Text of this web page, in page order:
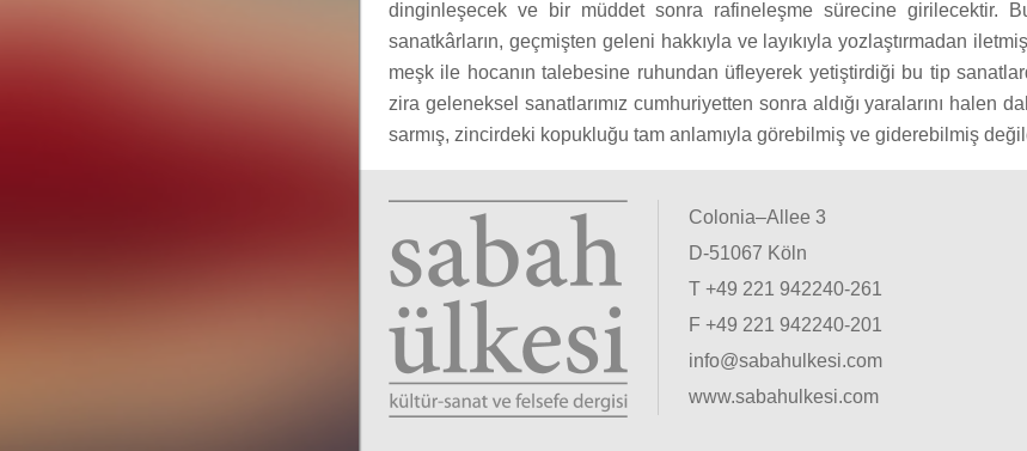
dinginleşecek ve bir müddet sonra rafineleşme sürecine girilecektir.
sanatkârların, geçmişten geleni hakkıyla ve layıkıyla yozlaştırmadan
meşk ile hocanın talebesine ruhundan üfleyerek yetiştirdiği bu tip
zira geleneksel sanatlarımız cumhuriyetten sonra aldığı yaralarını halen
sarmış, zincirdeki kopukluğu tam anlamıyla görebilmiş ve giderebilmiş
Colonia–Allee 3
D-51067 Köln
T +49 221 942240-261
F +49 221 942240-201
info@sabahulkesi.com
www.sabahulkesi.com